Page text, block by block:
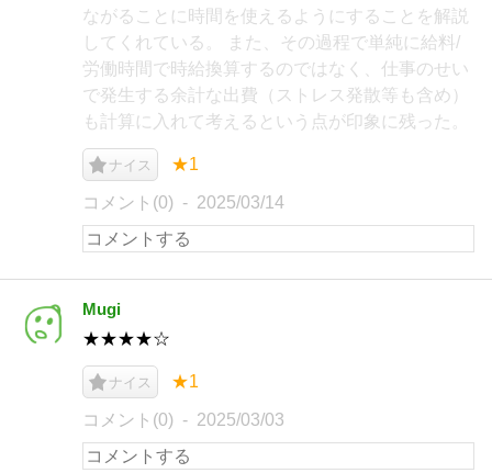
ながることに時間を使えるようにすることを解説
してくれている。 また、その過程で単純に給料/
労働時間で時給換算するのではなく、仕事のせい
で発生する余計な出費（ストレス発散等も含め）
も計算に入れて考えるという点が印象に残った。
ナイス ★1
コメント(0) 2025/03/14
Mugi
★★★★☆
ナイス ★1
コメント(0) 2025/03/03